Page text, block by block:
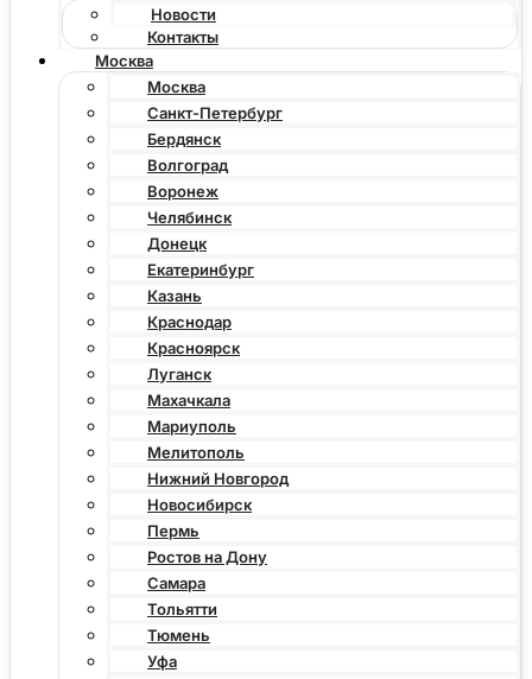
Новости
Контакты
Москва
Москва
Санкт-Петербург
Бердянск
Волгоград
Воронеж
Челябинск
Донецк
Екатеринбург
Казань
Краснодар
Красноярск
Луганск
Махачкала
Мариуполь
Мелитополь
Нижний Новгород
Новосибирск
Пермь
Ростов на Дону
Самара
Тольятти
Тюмень
Уфа